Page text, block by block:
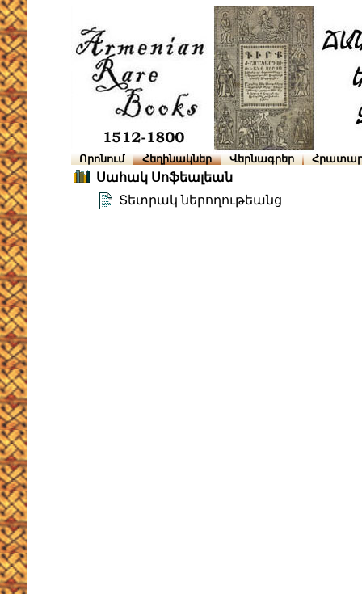
Որոնում Հեղինակներ Վերնագրեր
Սահակ Սոֆեալեան
Տետրակ ներողութեանց